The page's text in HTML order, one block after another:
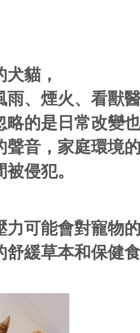
貓，
雨、煙火、看獸
略的是日常改變
聲音，家庭環境
侵犯。
力可能會對寵物
舒緩草本和保健